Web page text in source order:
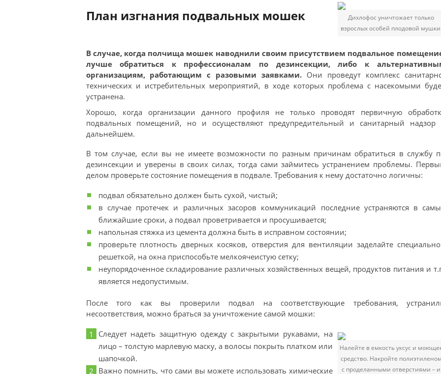
План изгнания подвальных мошек
Дихлофос уничтожает только
взрослых особей плодовой
В случае, когда полчища мошек наводнили своим присутствием подвальное
лучше обратиться к профессионалам по дезинсекции, либо к
организациям, работающим с разовыми заявками. Они проведут комплекс
технических и истребительных мероприятий, в ходе которых проблема с насекомыми
устранена.
Хорошо, когда организации данного профиля не только проводят первичную
подвальных помещений, но и осуществляют предупредительный и санитарный надзор
дальнейшем.
В том случае, если вы не имеете возможности по разным причинам обратиться в службу
дезинсекции и уверены в своих силах, тогда сами займитесь устранением проблемы.
делом проверьте состояние помещения в подвале. Требования к нему достаточно логичны:
подвал обязательно должен быть сухой, чистый;
в случае протечек и различных засоров коммуникаций последние устраняются в
ближайшие сроки, а подвал проветривается и просушивается;
напольная стяжка из цемента должна быть в исправном состоянии;
проверьте плотность дверных косяков, отверстия для вентиляции заделайте
решеткой, на окна приспособьте мелкоячеистую сетку;
неупорядоченное складирование различных хозяйственных вещей, продуктов питания и
является недопустимым.
После того как вы проверили подвал на соответствующие требования,
несоответствия, можно браться за уничтожение самой мошки:
Налейте в емкость уксус и
средство. Накройте
с проделанными отверстиями – и
Следует надеть защитную одежду с закрытыми рукавами, на
лицо – толстую марлевую маску, а волосы покрыть платком или
шапочкой.
Важно помнить, что сами вы можете использовать химические